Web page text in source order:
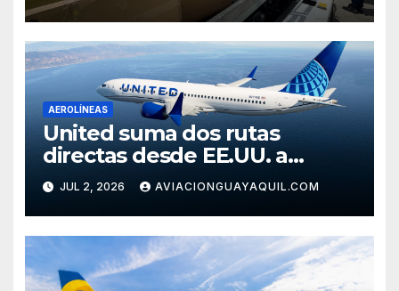
AEROLÍNEAS
United suma dos rutas
directas desde EE.UU. a
Cartagena
JUL 2, 2026 AVIACIONGUAYAQUIL.COM